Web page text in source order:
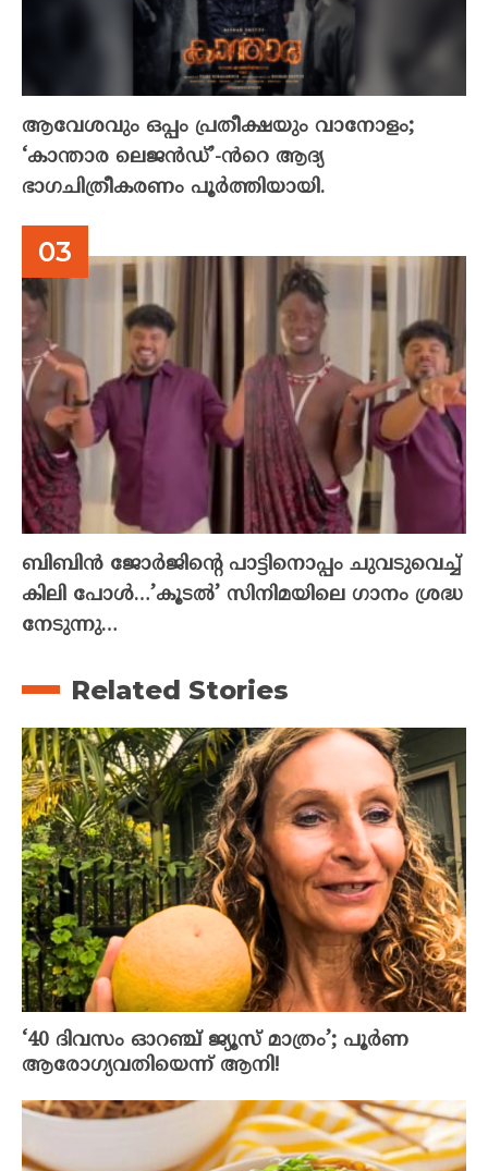
ആവേശവും ഒപ്പം പ്രതീക്ഷയും വാനോളം;
‘കാന്താര ലെജൻഡ്’-ൻറെ ആദ്യ
ഭാഗചിത്രീകരണം പൂർത്തിയായി.
ബിബിൻ ജോർജിന്റെ പാട്ടിനൊപ്പം ചുവടുവെച്ച്
കിലി പോൾ…’കൂടൽ’ സിനിമയിലെ ഗാനം ശ്രദ്ധ
നേടുന്നു…
Related Stories
‘40 ദിവസം ഓറഞ്ച് ജ്യൂസ് മാത്രം’; പൂർണ
ആരോഗ്യവതിയെന്ന് ആനി!